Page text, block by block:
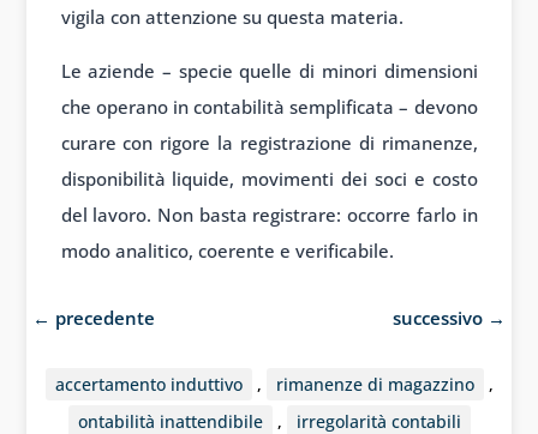
vigila con attenzione su questa materia.
Le aziende – specie quelle di minori dimensioni
che operano in contabilità semplificata – devono
curare con rigore la registrazione di rimanenze,
disponibilità liquide, movimenti dei soci e costo
del lavoro. Non basta registrare: occorre farlo in
modo analitico, coerente e verificabile.
← precedente successivo →
accertamento induttivo , rimanenze di magazzino
,
ontabilità inattendibile
, irregolarità contabili